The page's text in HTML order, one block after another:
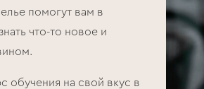
помогут вам в
что-то новое и
обучения на свой вкус в